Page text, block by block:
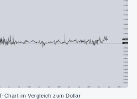
Chart im Vergleich zum Dollar